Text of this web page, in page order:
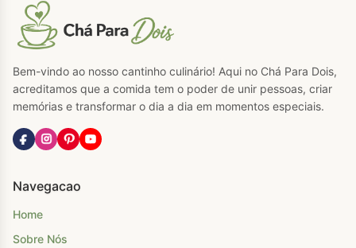
Bem-vindo ao nosso cantinho culinário! Aqui no Chá Para Dois,
acreditamos que a comida tem o poder de unir pessoas, criar
memórias e transformar o dia a dia em momentos especiais.
Navegacao
Home
Sobre Nós